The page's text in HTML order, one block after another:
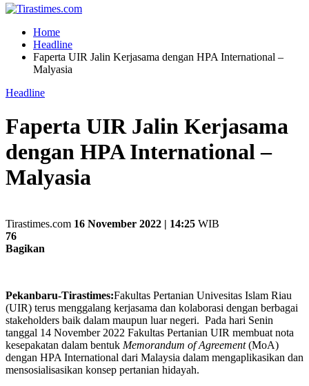
Home
Headline
Faperta UIR Jalin Kerjasama dengan HPA International –
Malyasia
Headline
Faperta UIR Jalin Kerjasama
dengan HPA International –
Malyasia
Tirastimes.com 16 November 2022 | 14:25 WIB
76
Bagikan
Pekanbaru-Tirastimes:Fakultas Pertanian Univesitas Islam Riau
(UIR) terus menggalang kerjasama dan kolaborasi dengan berbagai
stakeholders baik dalam maupun luar negeri. Pada hari Senin
tanggal 14 November 2022 Fakultas Pertanian UIR membuat nota
kesepakatan dalam bentuk Memorandum of Agreement(MoA)
dengan HPA International dari Malaysia dalam mengaplikasikan dan
mensosialisasikan konsep pertanian hidayah.